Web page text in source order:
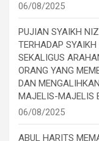
06/08/2025
PUJIAN SYAIKH
TERHADAP
SEKALIGUS
ORANG YANG
DAN
MAJELIS-MAJELIS
06/08/2025
ABUL HARITS